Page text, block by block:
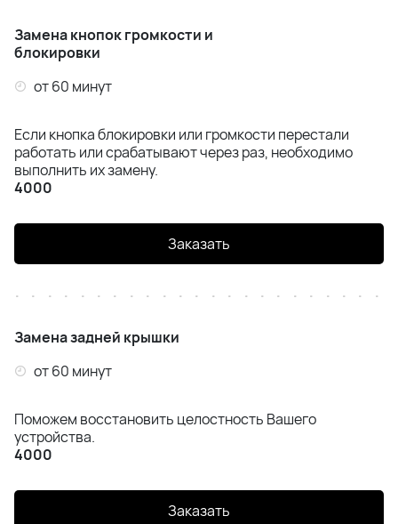
Замена кнопок громкости и
блокировки
от 60 минут
Если кнопка блокировки или громкости перестали
работать или срабатывают через раз, необходимо
выполнить их замену.
4000
Заказать
Замена задней крышки
от 60 минут
Поможем восстановить целостность Вашего
устройства.
4000
Заказать